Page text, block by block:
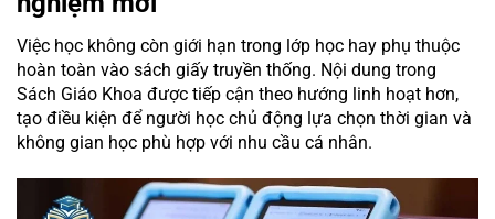
Việc học không còn giới hạn trong lớp học hay phụ thuộc
hoàn toàn vào sách giấy truyền thống. Nội dung trong
Sách Giáo Khoa được tiếp cận theo hướng linh hoạt hơn,
tạo điều kiện để người học chủ động lựa chọn thời gian và
không gian học phù hợp với nhu cầu cá nhân.